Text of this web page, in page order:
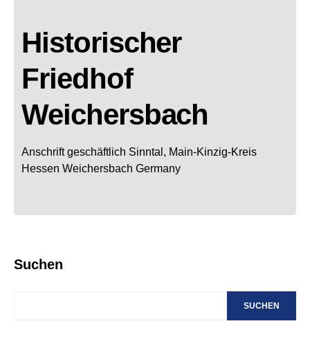
Historischer
Friedhof
Weichersbach
Anschrift geschäftlich Sinntal, Main-Kinzig-Kreis
Hessen Weichersbach Germany
Suchen
SUCHEN